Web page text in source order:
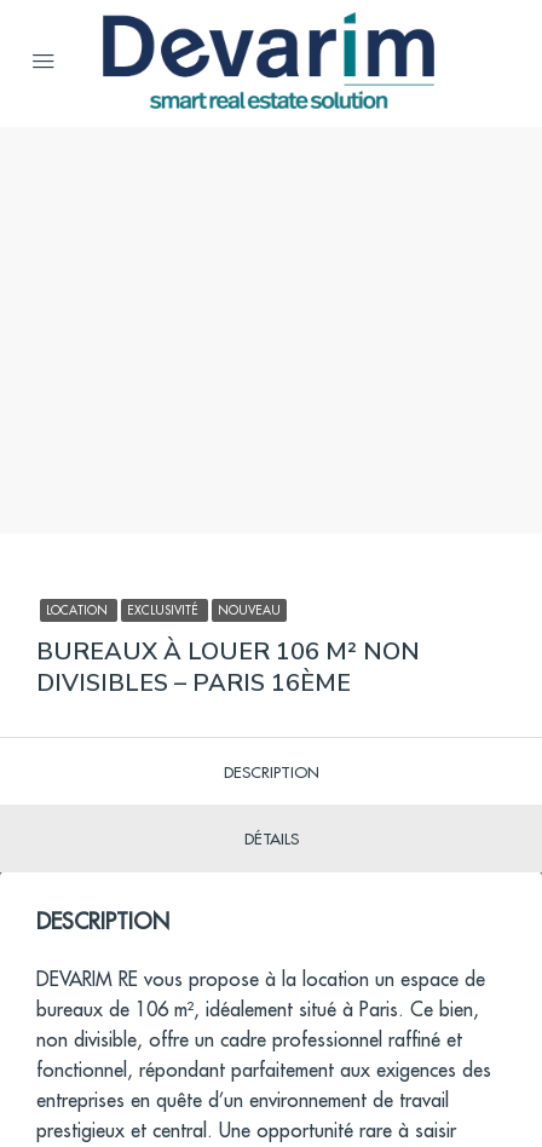
LOCATION EXCLUSIVITÉ NOUVEAU
BUREAUX À LOUER 106 M² NON
DIVISIBLES – PARIS 16ÈME
DESCRIPTION
DÉTAILS
DESCRIPTION
DEVARIM RE vous propose à la location un espace de
bureaux de 106 m², idéalement situé à Paris. Ce bien,
non divisible, offre un cadre professionnel raffiné et
fonctionnel, répondant parfaitement aux exigences des
entreprises en quête d’un environnement de travail
prestigieux et central. Une opportunité rare à saisir